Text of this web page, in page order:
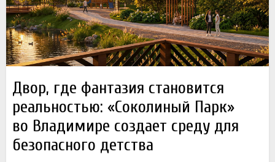
Двор, где фантазия становится
реальностью: «Соколиный Парк»
во Владимире создает среду для
безопасного детства